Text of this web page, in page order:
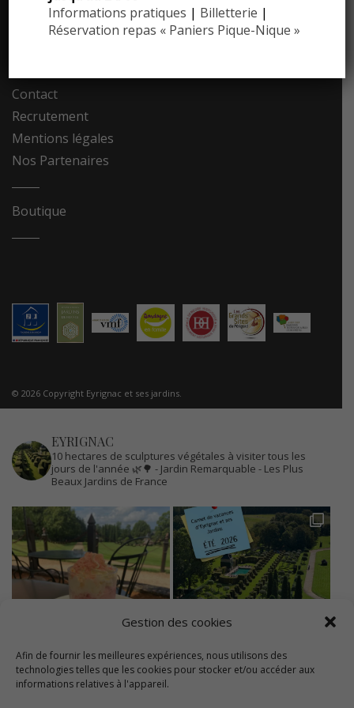
Gestion des cookies
Afin de fournir les meilleures expériences, nous utilisons des
technologies telles que les cookies pour stocker et/ou accéder aux
informations relatives à l'appareil.
Communiqués de presse
Contact
Recrutement
Mentions légales
Nos Partenaires
Boutique
© 2026 Copyright Eyrignac et ses jardins.
EYRIGNAC
10 hectares de sculptures végétales à visiter tous les
jours de l'année 🌿🌳 - Jardin Remarquable - Les Plus
Beaux Jardins de France
Informations pratiques | Billetterie |
Réservation repas « Paniers Pique-Nique »